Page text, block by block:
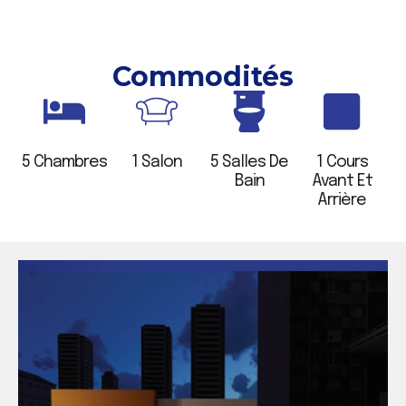
Commodités
5 Chambres 1 Salon
5 Salles De
Bain
1 Cours
Avant Et
Arrière